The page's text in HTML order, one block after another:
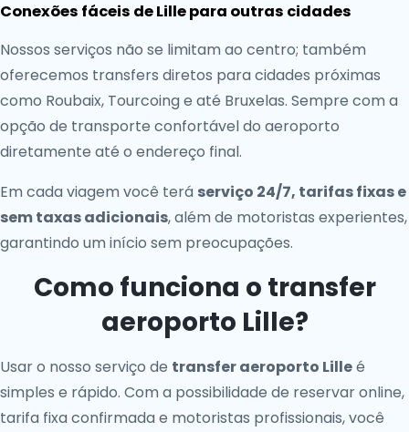
Conexões fáceis de Lille para outras cidades
Nossos serviços não se limitam ao centro; também
oferecemos transfers diretos para cidades próximas
como Roubaix, Tourcoing e até Bruxelas. Sempre com a
opção de transporte confortável do aeroporto
diretamente até o endereço final.
Em cada viagem você terá serviço 24/7, tarifas fixas e
sem taxas adicionais, além de motoristas experientes,
garantindo um início sem preocupações.
Como funciona o transfer
aeroporto Lille?
Usar o nosso serviço de transfer aeroporto Lilleé
simples e rápido. Com a possibilidade de reservar online,
tarifa fixa confirmada e motoristas profissionais, você